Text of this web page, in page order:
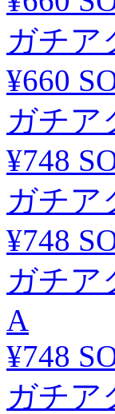
ガチア
¥660
ガチア
¥748
ガチア
¥748
ガチア
A
¥748
ガチア